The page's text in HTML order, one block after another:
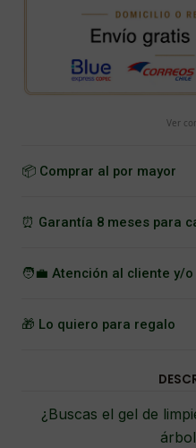
Ver
📦 Comprar al por mayor
⏰ Garantía 8 meses para
🧑‍💼 Atención al cliente y/
🎁 Lo quiero para regalo
¿Buscas el gel de